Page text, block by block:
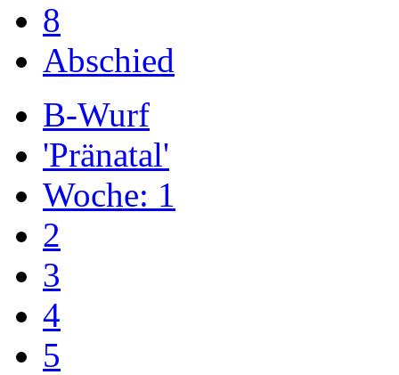
8
Abschied
B-Wurf
'Pränatal'
Woche: 1
2
3
4
5